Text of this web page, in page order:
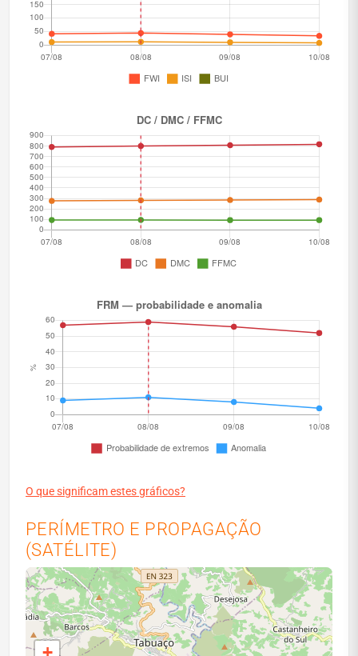
O que significam estes gráficos?
PERÍMETRO E PROPAGAÇÃO
(SATÉLITE)